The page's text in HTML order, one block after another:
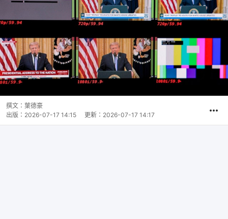
撰文： 葉德豪
出版： 2026-07-17 14:15 更新： 2026-07-17 14:17